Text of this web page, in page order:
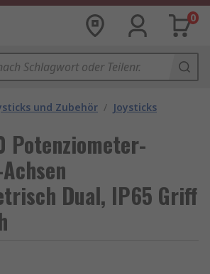
0
und Zubehör / Joysticks
Potenziometer-
Dual, IP65 Griff